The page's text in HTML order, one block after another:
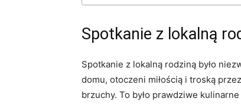
Spotkanie ⁤z lokalną⁣
Spotkanie‍ z⁢ lokalną rodziną‍ było
domu,‍ otoczeni miłością i troską⁤
⁣brzuchy.‍ To było prawdziwe